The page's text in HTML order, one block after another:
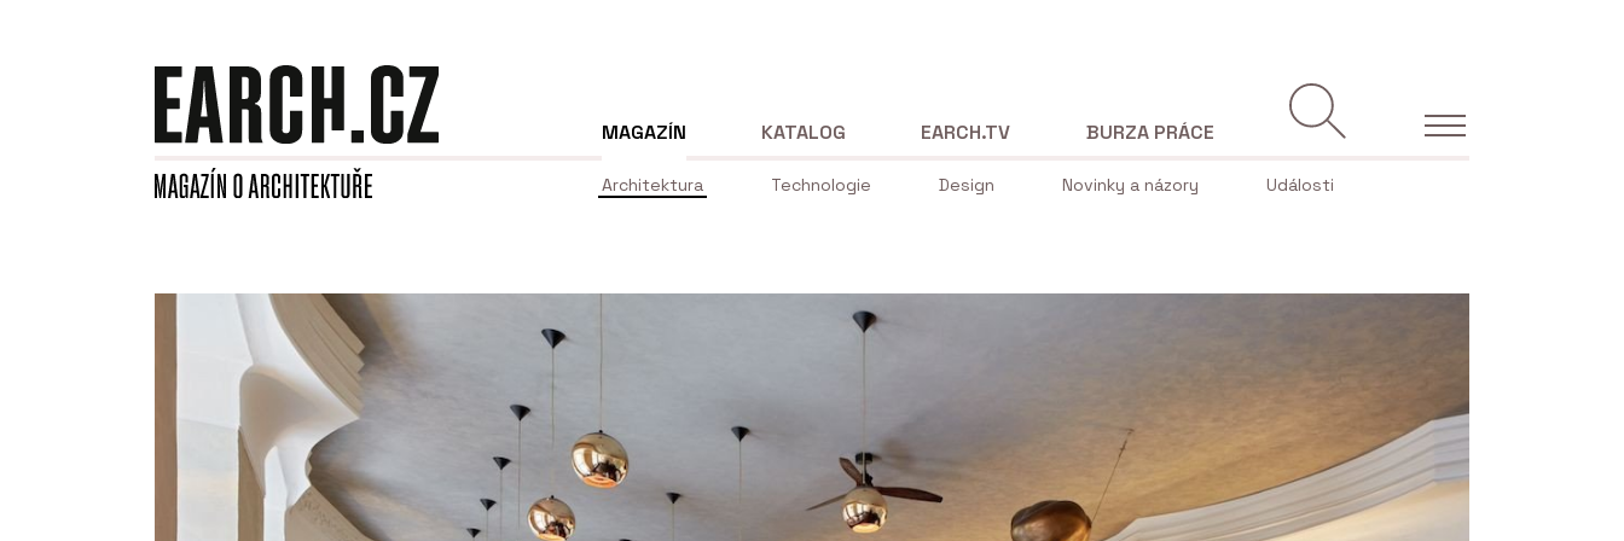
MAGAZÍN
Architektura Technologie Design Novinky a názory Události
KATALOG EARCH.TV BURZA PRÁCE